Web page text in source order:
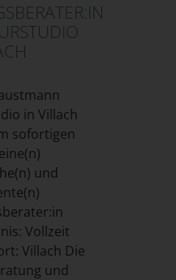
in Villach
sofortigen
und
Vollzeit
Villach Die
und